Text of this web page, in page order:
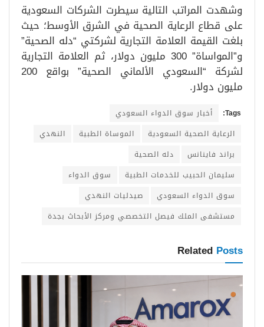
وشهدت المراتب التالية سيطرت الشركات السعودية
على قطاع الرعاية الصحية في الشرق الأوسط؛ حيث
بلغت القيمة العلامة التجارية لشركتي “دله الصحية”
و”المواساة” 300 مليون دولار، ثم العلامة التجارية
لشركة “السعودي الألماني الصحية” بواقع 200
مليون دولار.
Tags:
أخبار سوق الدواء السعودي
الرعاية الصحية السعودية
الموساة الطبية
النهدي
براند فاينانس
دله الصحية
سليمان الحبيب للخدمات الطبية
سوق الدواء
سوق الدواء السعودي
صيدليات النهدي
مستشفى الملك فيصل التخصصي ومركز الأبحاث بجدة
Related Posts